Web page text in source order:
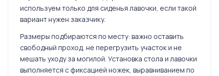
используем только для сиденья лавочки, если такой
вариант нужен заказчику.
Размеры подбираются по месту: важно оставить
свободный проход, не перегрузить участок и не
мешать уходу за могилой. Установка стола и лавочки
выполняется с фиксацией ножек, выравниванием по